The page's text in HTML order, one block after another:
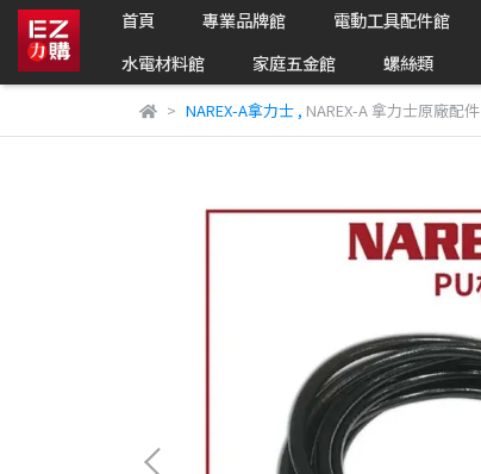
首頁 專業品牌館 電動工具配件館
水電材料館
家庭五金館 螺絲類
NAREX-A拿力士, NAREX-A 拿力士原廠配件